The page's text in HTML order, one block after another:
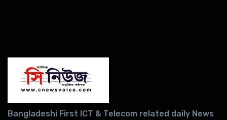
Bangladeshi First ICT & Telecom related daily News